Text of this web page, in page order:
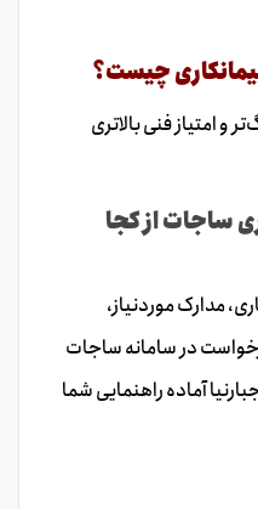
و امتیاز فنی بالاتری
ساجات از کجا
مدارک موردنیاز،
در سامانه ساجات
آماده راهنمایی شما